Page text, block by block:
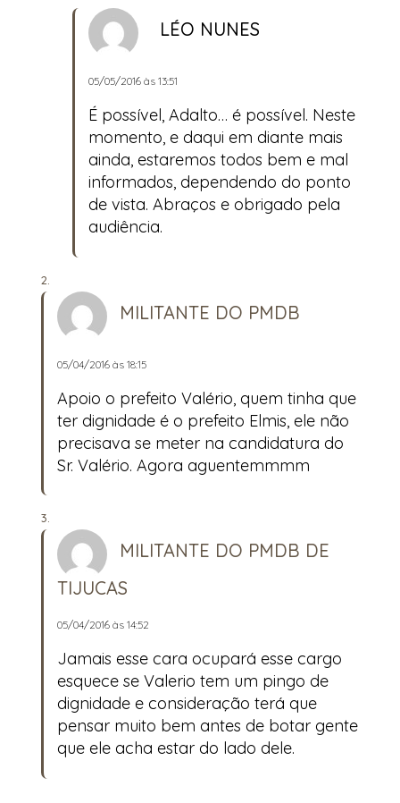
LÉO NUNES
05/05/2016 às 13:51
É possível, Adalto… é possível. Neste
momento, e daqui em diante mais
ainda, estaremos todos bem e mal
informados, dependendo do ponto
de vista. Abraços e obrigado pela
audiência.
MILITANTE DO PMDB
05/04/2016 às 18:15
Apoio o prefeito Valério, quem tinha que
ter dignidade é o prefeito Elmis, ele não
precisava se meter na candidatura do
Sr. Valério. Agora aguentemmmm
MILITANTE DO PMDB DE
TIJUCAS
05/04/2016 às 14:52
Jamais esse cara ocupará esse cargo
esquece se Valerio tem um pingo de
dignidade e consideração terá que
pensar muito bem antes de botar gente
que ele acha estar do lado dele.